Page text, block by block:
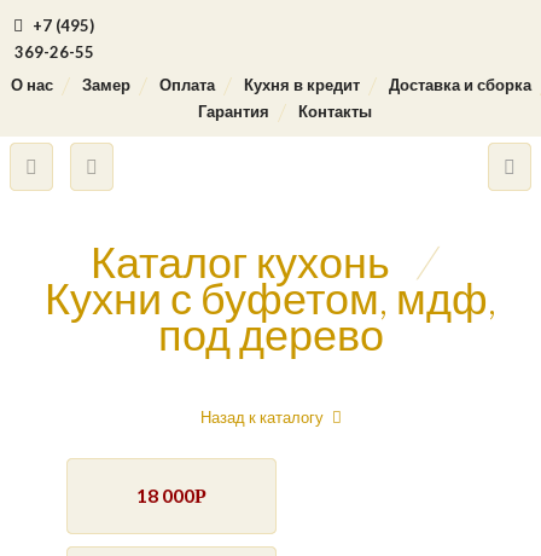
+7 (495)
369-26-55
О нас
Замер Оплата Кухня в кредит
Доставка и сборка
Гарантия
Контакты
Каталог кухонь /
Кухни с буфетом, мдф,
под дерево
Назад к каталогу
18 000Р